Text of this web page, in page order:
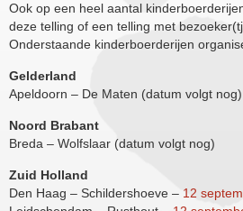
Ook op een heel aantal
deze telling of een telling met
Onderstaande kinderboerderijen
Gelderland
Apeldoorn – De Maten (datum volgt nog)
Noord Brabant
Breda – Wolfslaar (datum volgt nog)
Zuid Holland
Den Haag – Schildershoeve – 12